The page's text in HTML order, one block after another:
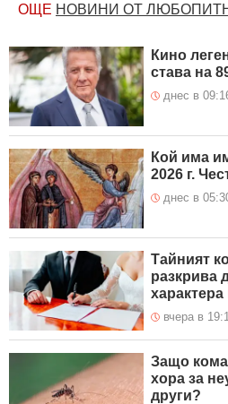
ОЩЕ НОВИНИ ОТ
Кино
става на
днес в
Кой има
2026 г.
днес в
Тайният
разкрива
вчера в
Защо
хора за
други?